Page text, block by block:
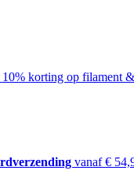
​​10% korting op filament
vanaf €